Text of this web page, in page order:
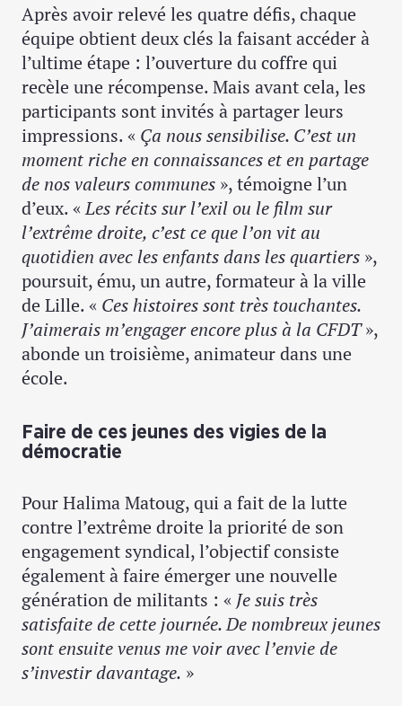
Après avoir relevé les quatre défis, chaque
équipe obtient deux clés la faisant accéder à
l’ultime étape : l’ouverture du coffre qui
recèle une récompense. Mais avant cela, les
participants sont invités à partager leurs
impressions. « Ça nous sensibilise. C’est un
moment riche en connaissances et en partage
de nos valeurs communes », témoigne l’un
d’eux. «Les récits sur l’exil ou le film sur
l’extrême droite, c’est ce que l’on vit au
quotidien avec les enfants dans les quartiers »,
poursuit, ému, un autre, formateur à la ville
de Lille. « Ces histoires sont très touchantes.
J’aimerais m’engager encore plus à la CFDT»,
abonde un troisième, animateur dans une
école.
Faire de ces jeunes des vigies de la
démocratie
Pour Halima Matoug, qui a fait de la lutte
contre l’extrême droite la priorité de son
engagement syndical, l’objectif consiste
également à faire émerger une nouvelle
génération de militants : « Je suis très
satisfaite de cette journée. De nombreux jeunes
sont ensuite venus me voir avec l’envie de
s’investir davantage. »